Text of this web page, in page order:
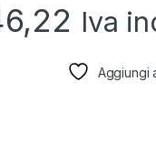
Iva
Aggiungi